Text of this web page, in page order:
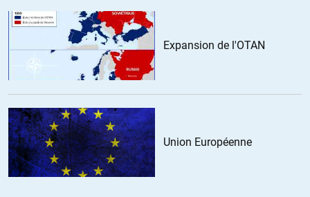
dernières de conserver le pouvoir par l’endoctrinement de la
population à la soumission. Que ces élites soient
concervatrices, libérales, socialistes ou communistes n’a
juste, aucun rapport.
Wilde Jagd//07.04.2014 à 00h41
Lors de l’émission de « Ce soir ou jamais » consacrée à
Expansion de l'OTAN
Union Européenne